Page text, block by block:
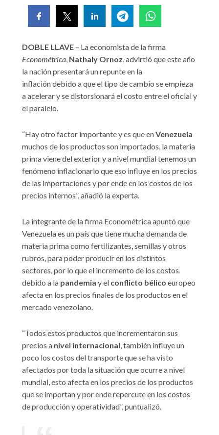
DOBLE LLAVE – La economista de la firma
Econométrica, Nathaly Ornoz, advirtió que este año
la nación presentará un repunte en la
inflación debido a que el tipo de cambio se empieza
a acelerar y se distorsionará el costo entre el oficial y
el paralelo.
“Hay otro factor importante y es que enVenezuela
muchos de los productos son importados, la materia
prima viene del exterior y a nivel mundial tenemos un
fenómeno inflacionario que eso influye en los precios
de las importaciones y por ende en los costos de los
precios internos”, añadió la experta.
La integrante de la firma Econométrica apuntó que
Venezuela es un país que tiene mucha demanda de
materia prima como fertilizantes, semillas y otros
rubros, para poder producir en los distintos
sectores, por lo que el incremento de los costos
debido a la pandemia y el conflicto bélico europeo
afecta en los precios finales de los productos en el
mercado venezolano.
“Todos estos productos que incrementaron sus
precios a nivel internacional, también influye un
poco los costos del transporte que se ha visto
afectados por toda la situación que ocurre a nivel
mundial, esto afecta en los precios de los productos
que se importan y por ende repercute en los costos
de producción y operatividad”, puntualizó.